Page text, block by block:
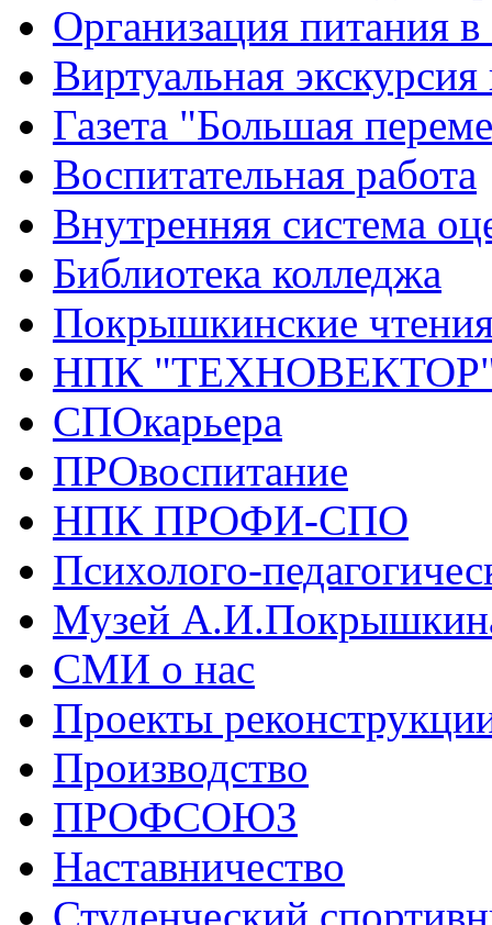
Организация питания в
Виртуальная
Газета "Большая
Воспитательная работа
Внутренняя система
Библиотека колледжа
Покрышкинские
НПК
СПОкарьера
ПРОвоспитание
НПК ПРОФИ-СПО
Психолого-
Музей
СМИ о нас
Проекты
Производство
ПРОФСОЮЗ
Наставничество